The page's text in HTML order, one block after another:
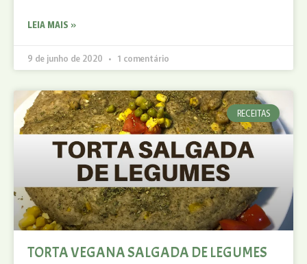
LEIA MAIS »
9 de junho de 2020 1 comentário
RECEITAS
TORTA VEGANA SALGADA DE LEGUMES